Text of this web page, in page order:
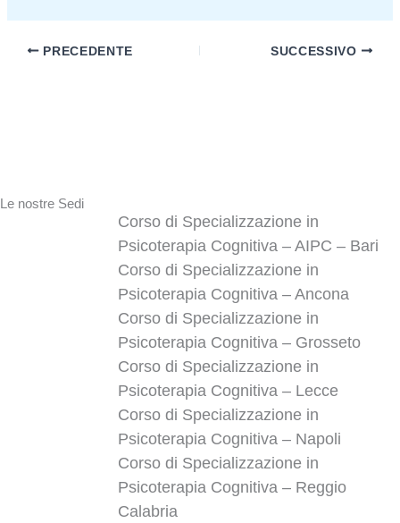
PRECEDENTE SUCCESSIVO
Le nostre Sedi
Corso di Specializzazione in
Psicoterapia Cognitiva – AIPC – Bari
Corso di Specializzazione in
Psicoterapia Cognitiva – Ancona
Corso di Specializzazione in
Psicoterapia Cognitiva – Grosseto
Corso di Specializzazione in
Psicoterapia Cognitiva – Lecce
Corso di Specializzazione in
Psicoterapia Cognitiva – Napoli
Corso di Specializzazione in
Psicoterapia Cognitiva – Reggio
Calabria